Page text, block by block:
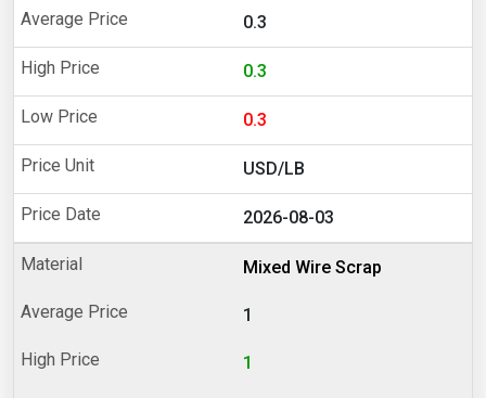
0.3
0.3
0.3
USD/LB
2026-08-03
Mixed Wire Scrap
1
1